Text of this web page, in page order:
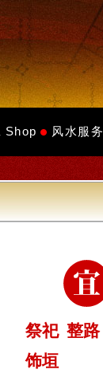
Shop 风水服务
祭祀 整路
饰垣